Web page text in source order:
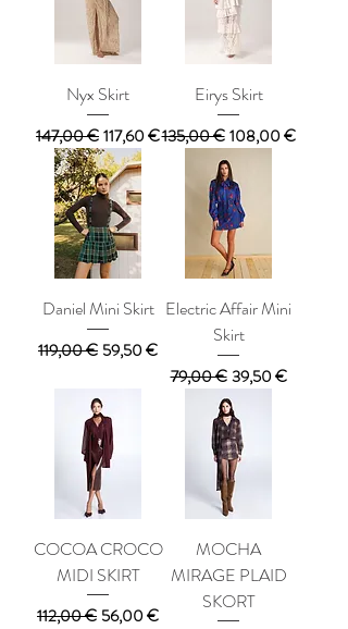
Nyx Skirt
Κανονική τιμή
147,00 €Τιμή Έκπτωσης
117,60 €
Eirys Skirt
Κανονική τιμή
135,00 € Τιμή Έκπτωσης
108,00 €
Daniel Mini Skirt
Κανονική τιμή
119,00 € Τιμή Έκπτωσης
59,50 €
Electric Affair Mini
Skirt
Κανονική τιμή
79,00 € Τιμή Έκπτωσης
39,50 €
COCOA CROCO
MIDI SKIRT
Κανονική τιμή
112,00 € Τιμή Έκπτωσης
56,00 €
MOCHA
MIRAGE PLAID
SKORT